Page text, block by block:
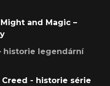
and Magic –
historie legendární
Creed - historie série